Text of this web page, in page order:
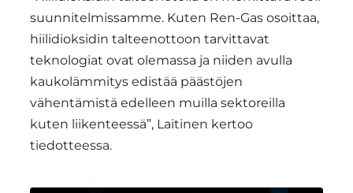
suunnitelmissamme. Kuten Ren-Gas osoittaa,
hiilidioksidin talteenottoon tarvittavat
teknologiat ovat olemassa ja niiden avulla
kaukolämmitys edistää päästöjen
vähentämistä edelleen muilla sektoreilla
kuten liikenteessä”, Laitinen kertoo
tiedotteessa.